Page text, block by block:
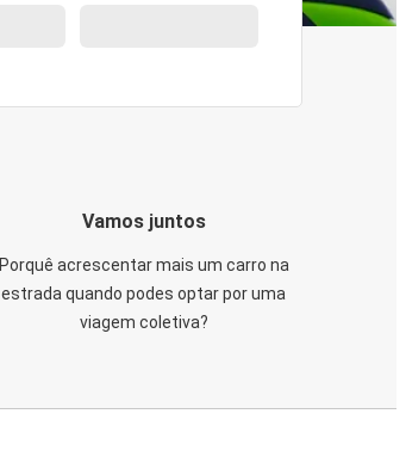
Vamos juntos
Porquê acrescentar mais um carro na
estrada quando podes optar por uma
viagem coletiva?